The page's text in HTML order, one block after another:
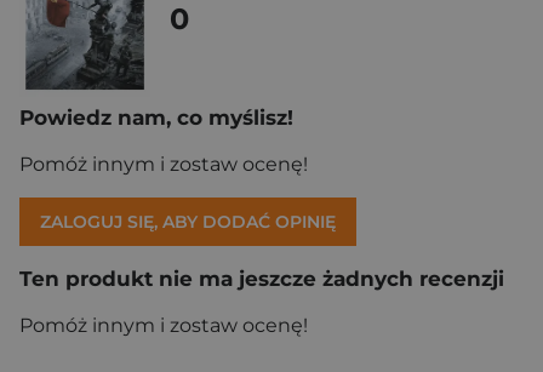
0
Powiedz nam, co myślisz!
Pomóż innym i zostaw ocenę!
ZALOGUJ SIĘ, ABY DODAĆ OPINIĘ
Ten produkt nie ma jeszcze żadnych recenzji
Pomóż innym i zostaw ocenę!